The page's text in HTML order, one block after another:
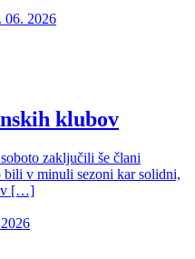
06. 2026
klubov
zaključili še člani
v minuli sezoni kar solidni,
[…]